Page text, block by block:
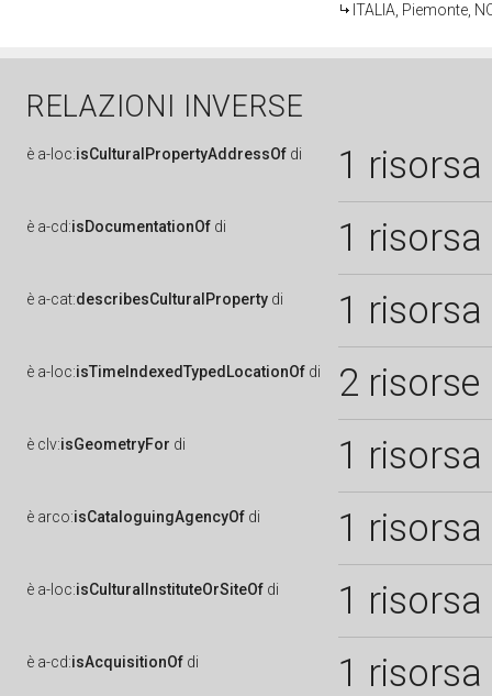
ITALIA, Piemonte,
RELAZIONI INVERSE
è a-loc:isCulturalPropertyAddressOf di 1 risorsa
è a-cd:isDocumentationOf di 1 risorsa
è a-cat:describesCulturalProperty di 1 risorsa
è a-loc:isTimeIndexedTypedLocationOf di 2 risorse
è clv:isGeometryFor di 1 risorsa
è arco:isCataloguingAgencyOf di 1 risorsa
è a-loc:isCulturalInstituteOrSiteOf di 1 risorsa
è a-cd:isAcquisitionOf di 1 risorsa